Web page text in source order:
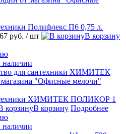
Полифлекс П6 0,75 л.
руб. / шт
В корзину
наличии
ХИМИТЕК ПОЛИКОР 1
В корзину Подробнее
наличии